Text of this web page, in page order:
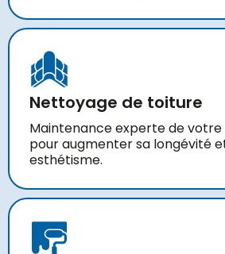
Nettoyage de toiture
Maintenance experte de
pour augmenter sa longévité
esthétisme.